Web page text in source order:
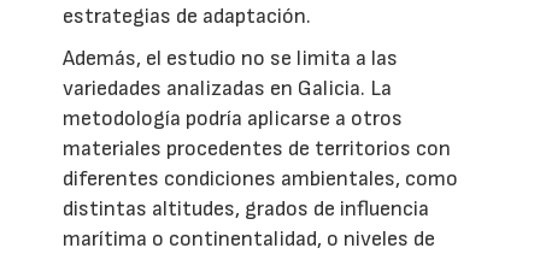
estrategias de adaptación.
Además, el estudio no se limita a las
variedades analizadas en Galicia. La
metodología podría aplicarse a otros
materiales procedentes de territorios con
diferentes condiciones ambientales, como
distintas altitudes, grados de influencia
marítima o continentalidad, o niveles de